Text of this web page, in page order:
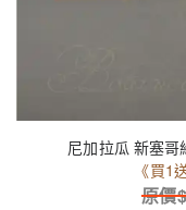
尼加拉瓜 新塞哥
《買1
原價$